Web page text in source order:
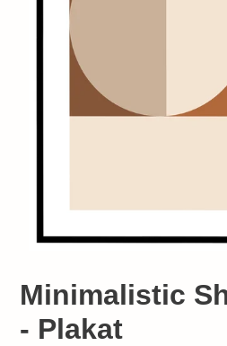
Minimalistic
- Plakat